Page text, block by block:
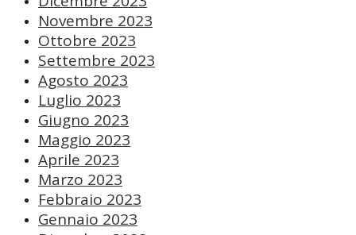
Novembre 2023
Ottobre 2023
Settembre 2023
Agosto 2023
Luglio 2023
Giugno 2023
Maggio 2023
Aprile 2023
Marzo 2023
Febbraio 2023
Gennaio 2023